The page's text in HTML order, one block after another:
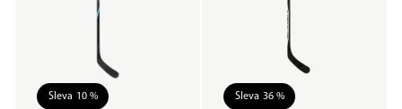
Sleva 10 % Sleva 36 %